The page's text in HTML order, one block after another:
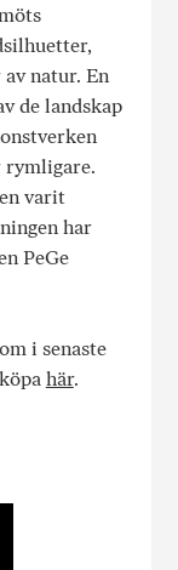
natur. En
de landskap
varit
har
PeGe
i senaste
här.